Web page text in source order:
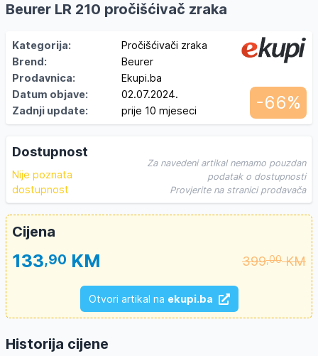
Beurer LR 210 pročišćivač zraka
Kategorija:
Pročišćivači zraka
Brend:
Beurer
Prodavnica:
Ekupi.ba
Datum objave:
02.07.2024.
Zadnji update:
prije 10 mjeseci -66%
Dostupnost
Nije poznata
dostupnost
Za navedeni artikal nemamo pouzdan
podatak o dostupnosti
Provjerite na stranici prodavača
Cijena
133,90 KM 399,00KM
Otvori artikal na ekupi.ba
Historija cijene